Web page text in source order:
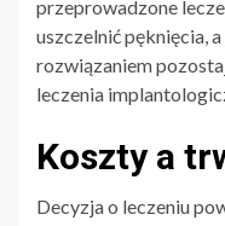
przeprowadzone
uszczelnić pęknięcia,
rozwiązaniem
leczenia
Koszty a
Decyzja o leczeniu